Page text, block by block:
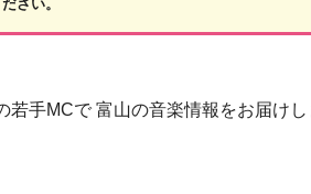
さい。
手MCで 富山の音楽情報をお届けし